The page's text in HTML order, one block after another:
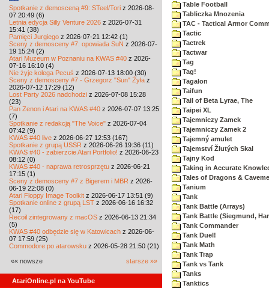
Spotkanie z demosceną #9: STeel/Tori z 2026-08-
07 20:49 (6)
Letnia edycja Silly Venture 2026 z 2026-07-31
15:41 (38)
Pamięci Jurgiego z 2026-07-21 12:42 (1)
Sceny z demosceny #7: opowiada SuN z 2026-07-
19 15:24 (2)
Atari Muzeum w Poznaniu na KWAS #40 z 2026-
07-16 16:10 (4)
Nie żyje kolega Pecuś z 2026-07-13 18:00 (30)
Sceny z demosceny #7 - Grzegorz "Sun" Żyła z
2026-07-12 17:29 (12)
Lost Party 2026 nadchodzi z 2026-07-08 15:28
(23)
Pan Zenon i Atari na KWAS #40 z 2026-07-07 13:25
(7)
Spotkanie z redakcją "The Voice" z 2026-07-04
07:42 (9)
KWAS #40 live z 2026-06-27 12:53 (167)
Spotkanie z grupą USSR z 2026-06-26 19:36 (11)
KWAS #40 - zabierzcie Atari Portfolio! z 2026-06-23
08:12 (0)
KWAS #40 - naprawa retrosprzętu z 2026-06-21
17:15 (1)
Sceny z demosceny #7 z Bigerem i MBR z 2026-
06-19 22:08 (0)
Atari Floppy Image Toolkit z 2026-06-17 13:51 (9)
Spotkanie online z grupą LST z 2026-06-16 16:32
(17)
Recoil zintegrowany z macOS z 2026-06-13 21:34
(5)
KWAS #40 odbędzie się w Katowicach z 2026-06-
07 17:59 (25)
Commodore po atarowsku z 2026-05-28 21:50 (21)
«« nowsze starsze »»
AtariOnline.pl na YouTube
Table Football
Tabliczka Mnozenia
TAC - Tactical Armor
Tactic
Tactrek
Tactwar
Tag
Tag!
Tagalon
Taifun
Tail of Beta Lyrae, The
Taipei XL
Tajemniczy Zamek
Tajemniczy Zamek 2
Tajemný amulet
Tajemství Žlutých Skal
Tajny Kod
Taking in Accurate
Tales of Dragons &
Tanium
Tank
Tank Battle (Arrays)
Tank Battle (Siegmund,
Tank Commander
Tank Duel!
Tank Math
Tank Trap
Tank vs Tank
Tanks
Tanktics